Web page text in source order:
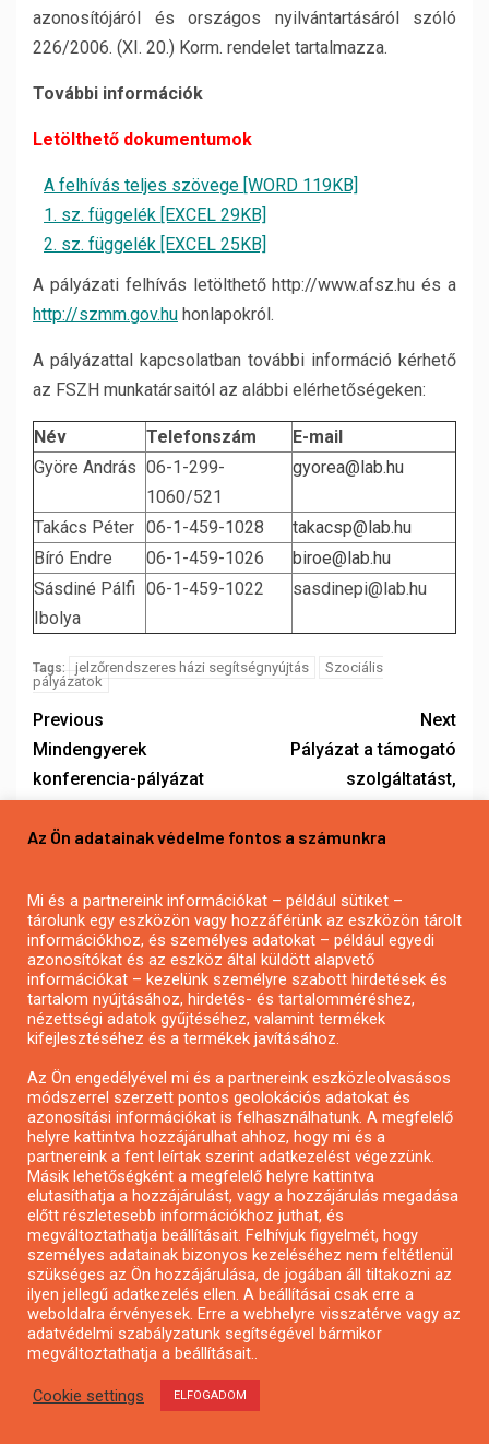
azonosítójáról és országos nyilvántartásáról szóló
226/2006. (XI. 20.) Korm. rendelet tartalmazza.
További információk
Letölthető dokumentumok
A felhívás teljes szövege [WORD 119KB]
1. sz. függelék [EXCEL 29KB]
2. sz. függelék [EXCEL 25KB]
A pályázati felhívás letölthető http://www.afsz.hu és a
http://szmm.gov.hu honlapokról.
A pályázattal kapcsolatban további információ kérhető
az FSZH munkatársaitól az alábbi elérhetőségeken:
Név Telefonszám
E-mail
Györe András 06-1-299-
1060/521
gyorea@lab.hu
Takács Péter 06-1-459-1028
takacsp@lab.hu
Bíró Endre
06-1-459-1026
biroe@lab.hu
Sásdiné Pálfi
Ibolya
06-1-459-1022 sasdinepi@lab.hu
Tags: jelzőrendszeres házi segítségnyújtás
Szociális
pályázatok
Previous
Mindengyerek
konferencia-pályázat
Next
Pályázat a támogató
szolgáltatást,
részére nyújtott
szenvedélybetegek
részére nyújtott
közösségi ellátást,
alacsonyküszöbű
szolgáltatást,
jelzőrendszeres házi
segítségnyújtást és
szociális foglalkoztatást
működtető szolgáltatók
tárgyi és személyi
feltételeinek fejlesztésére
Az Ön adatainak védelme fontos a számunkra
Mi és a partnereink információkat – például sütiket –
tárolunk egy eszközön vagy hozzáférünk az eszközön tárolt
információkhoz, és személyes adatokat – például egyedi
azonosítókat és az eszköz által küldött alapvető
információkat – kezelünk személyre szabott hirdetések és
tartalom nyújtásához, hirdetés- és tartalomméréshez,
nézettségi adatok gyűjtéséhez, valamint termékek
kifejlesztéséhez és a termékek javításához.
Az Ön engedélyével mi és a partnereink eszközleolvasásos
módszerrel szerzett pontos geolokációs adatokat és
azonosítási információkat is felhasználhatunk. A megfelelő
helyre kattintva hozzájárulhat ahhoz, hogy mi és a
partnereink a fent leírtak szerint adatkezelést végezzünk.
Másik lehetőségként a megfelelő helyre kattintva
elutasíthatja a hozzájárulást, vagy a hozzájárulás megadása
előtt részletesebb információkhoz juthat, és
megváltoztathatja beállításait. Felhívjuk figyelmét, hogy
személyes adatainak bizonyos kezeléséhez nem feltétlenül
szükséges az Ön hozzájárulása, de jogában áll tiltakozni az
ilyen jellegű adatkezelés ellen. A beállításai csak erre a
weboldalra érvényesek. Erre a webhelyre visszatérve vagy az
adatvédelmi szabályzatunk segítségével bármikor
megváltoztathatja a beállításait..
Cookie settings ELFOGADOM